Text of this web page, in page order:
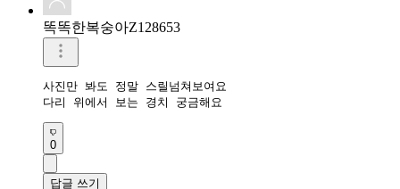
똑똑한복숭아Z128653
사진만 봐도 정말 스릴넘쳐보여요
다리 위에서 보는 경치 궁금해요
0
답글 쓰기